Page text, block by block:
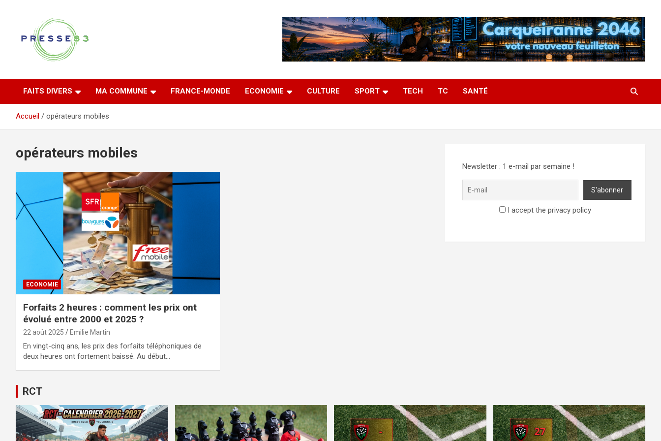
Presse 83
FAITS DIVERS MA COMMUNE FRANCE-MONDE ECONOMIE CULTURE SPORT TECH TC SANTÉ
Accueil opérateurs mobiles
opérateurs mobiles
ECONOMIE
Forfaits 2 heures : comment les prix ont
évolué entre 2000 et 2025 ?
22 août 2025 Emilie Martin
En vingt-cinq ans, les prix des forfaits téléphoniques de
deux heures ont fortement baissé. Au début…
Newsletter : 1 e-mail par semaine !
I accept the privacy policy
RCT